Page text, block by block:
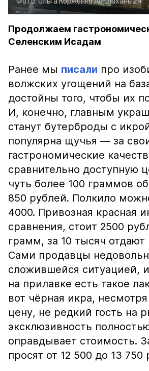
Продолжаем
Селенским Исадам
Ранее мы писали про
волжских угощений на
достойны того, чтобы их
И, конечно, главным
станут бутерброды с
популярна щучья — за
гастрономические
сравнительно доступную
чуть более 100 граммов
850 рублей. Полкило
4000. Привозная красная
сравнения, стоит 2500
грамм, за 10 тысяч
Сами продавцы
сложившейся ситуацией,
на прилавке есть такое
вот чёрная икра,
цену, не редкий гость на
эксклюзивность
оправдывает стоимость.
просят от 12 500 до 13 750